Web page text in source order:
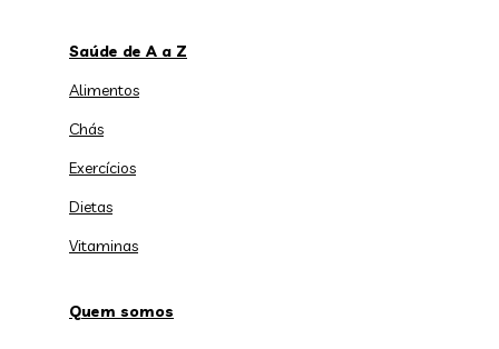
Saúde de A a Z
Alimentos
Chás
Exercícios
Dietas
Vitaminas
Quem somos